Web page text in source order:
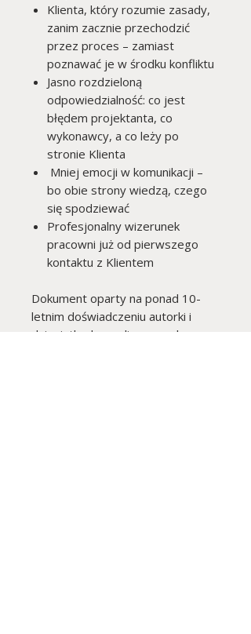
Klienta, który rozumie zasady,
zanim zacznie przechodzić
przez proces – zamiast
poznawać je w środku konfliktu
Jasno rozdzieloną
odpowiedzialność: co jest
błędem projektanta, co
wykonawcy, a co leży po
stronie Klienta
Mniej emocji w komunikacji –
bo obie strony wiedzą, czego
się spodziewać
Profesjonalny wizerunek
pracowni już od pierwszego
kontaktu z Klientem
Dokument oparty na ponad 10-
letnim doświadczeniu autorki i
dziesiątkach zrealizowanych